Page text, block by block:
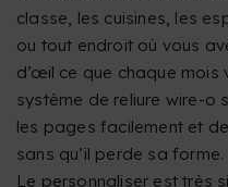
classe, les cuisines, les
ou tout endroit où vous
d’œil ce que chaque mois
système de reliure wire-o
les pages facilement et
sans qu’il perde sa forme.
Le personnaliser est très